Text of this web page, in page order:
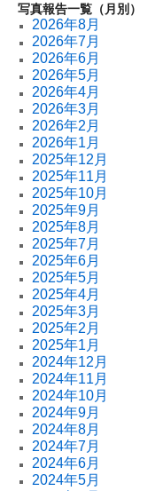
写真報告一覧（月別）
2026年8月
2026年7月
2026年6月
2026年5月
2026年4月
2026年3月
2026年2月
2026年1月
2025年12月
2025年11月
2025年10月
2025年9月
2025年8月
2025年7月
2025年6月
2025年5月
2025年4月
2025年3月
2025年2月
2025年1月
2024年12月
2024年11月
2024年10月
2024年9月
2024年8月
2024年7月
2024年6月
2024年5月